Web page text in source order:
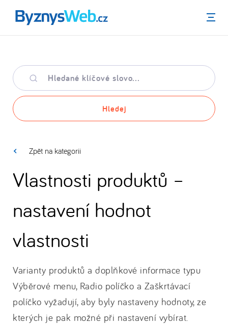
Menu
Hledané
klíčové
slovo
Hledej
Zpět na kategorii
Vlastnosti produktů –
nastavení hodnot
vlastnosti
Varianty produktů a doplňkové informace typu
Výběrové menu, Radio políčko a Zaškrtávací
políčko vyžadují, aby byly nastaveny hodnoty, ze
kterých je pak možné při nastavení vybírat.